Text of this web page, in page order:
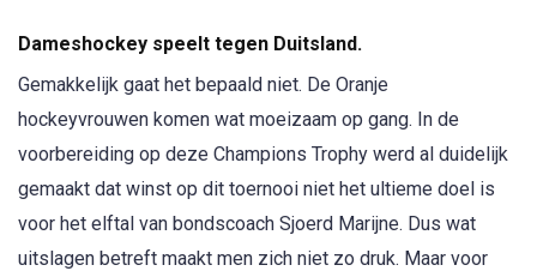
Dameshockey speelt tegen Duitsland.
Gemakkelijk gaat het bepaald niet. De Oranje
hockeyvrouwen komen wat moeizaam op gang. In de
voorbereiding op deze Champions Trophy werd al duidelijk
gemaakt dat winst op dit toernooi niet het ultieme doel is
voor het elftal van bondscoach Sjoerd Marijne. Dus wat
uitslagen betreft maakt men zich niet zo druk. Maar voor